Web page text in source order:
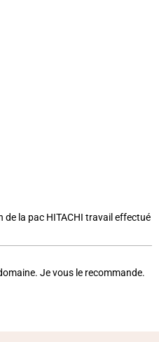
la pac HITACHI travail effectué
Je vous le recommande.